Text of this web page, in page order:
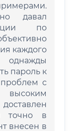
давал
по
каждого
однажды
пароль к
проблем с
точно в
внесен в